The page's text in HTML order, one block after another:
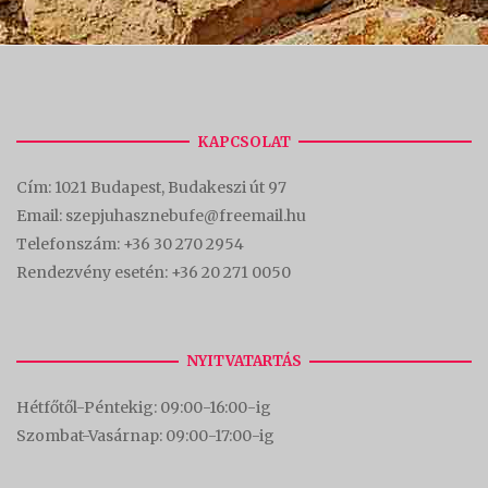
KAPCSOLAT
Cím: 1021 Budapest, Budakeszi út 97
Email: szepjuhasznebufe@freemail.hu
Telefonszám: +36 30 270 2954
Rendezvény esetén: +36 20 271 0050
NYITVATARTÁS
Hétfőtől-Péntekig: 09:00-16:00-ig
Szombat-Vasárnap: 09:00-17:00-ig